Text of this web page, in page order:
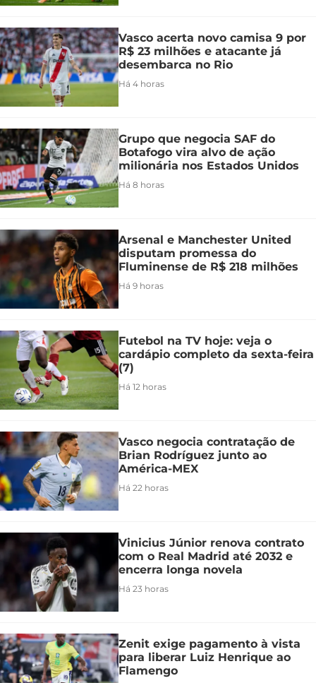
Vasco acerta novo camisa 9 por
R$ 23 milhões e atacante já
desembarca no Rio
Há 4 horas
Grupo que negocia SAF do
Botafogo vira alvo de ação
milionária nos Estados Unidos
Há 8 horas
Arsenal e Manchester United
disputam promessa do
Fluminense de R$ 218 milhões
Há 9 horas
Futebol na TV hoje: veja o
cardápio completo da sexta-feira
(7)
Há 12 horas
Vasco negocia contratação de
Brian Rodríguez junto ao
América-MEX
Há 22 horas
Vinicius Júnior renova contrato
com o Real Madrid até 2032 e
encerra longa novela
Há 23 horas
Zenit exige pagamento à vista
para liberar Luiz Henrique ao
Flamengo